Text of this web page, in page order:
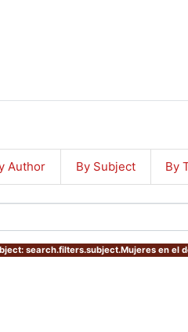
Author By Subject By
search.filters.subject.Mujeres en el